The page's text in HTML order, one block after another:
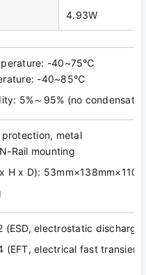
4.93W
-40~75℃
-40~85℃
5%～95% (no
metal
Rail mounting
H x D):
(ESD, electrostatic
(EFT, electrical fast transient